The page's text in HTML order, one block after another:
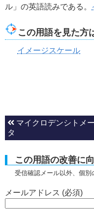
ル」の英語読みである。
この用語を見た方
イメージスケール
マイクロデンシトメー
タ
この用語の改善に
受信確認メール以外、個
メールアドレス (必須)